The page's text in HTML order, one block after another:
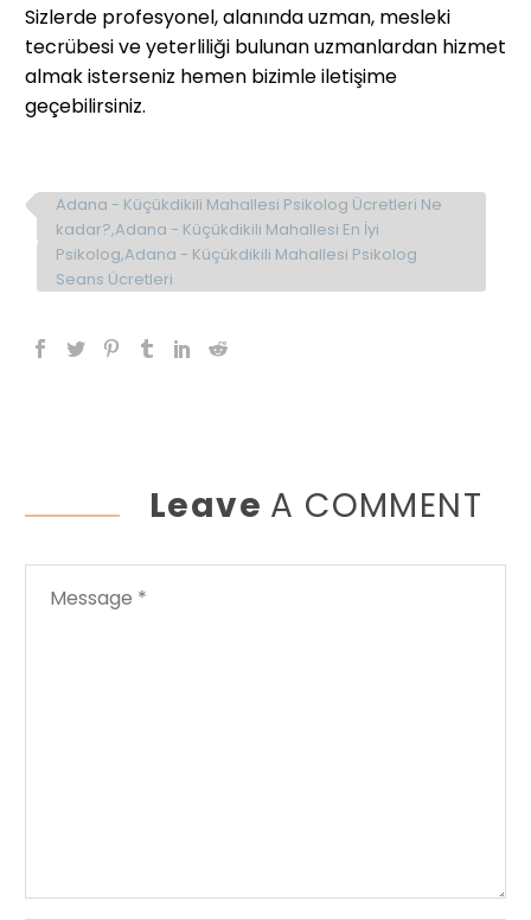
Sizlerde profesyonel, alanında uzman, mesleki
tecrübesi ve yeterliliği bulunan uzmanlardan hizmet
almak isterseniz hemen bizimle iletişime
geçebilirsiniz.
Adana - Küçükdikili Mahallesi Psikolog Ücretleri Ne
kadar?,Adana - Küçükdikili Mahallesi En İyi
Psikolog,Adana - Küçükdikili Mahallesi Psikolog
Seans Ücretleri
Leave A COMMENT